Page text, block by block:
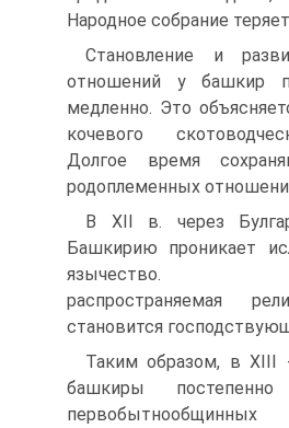
Народное собрание
Становление и
отношений у башкир
медленно. Это
кочевого
Долгое время
родоплеменных
В XII в. через
Башкирию проникает
язычество.
распространяемая
становится
Таким образом, в XIII
башкиры